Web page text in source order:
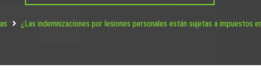
¿Las indemnizaciones por lesiones personales están sujetas a impuestos